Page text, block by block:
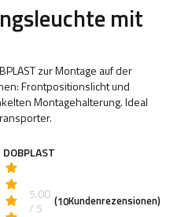
mit
zur Montage auf der
Frontpositionslicht und
Montagehalterung. Ideal
DOBPLAST
5.00
/ 5
(10Kundenrezensionen)